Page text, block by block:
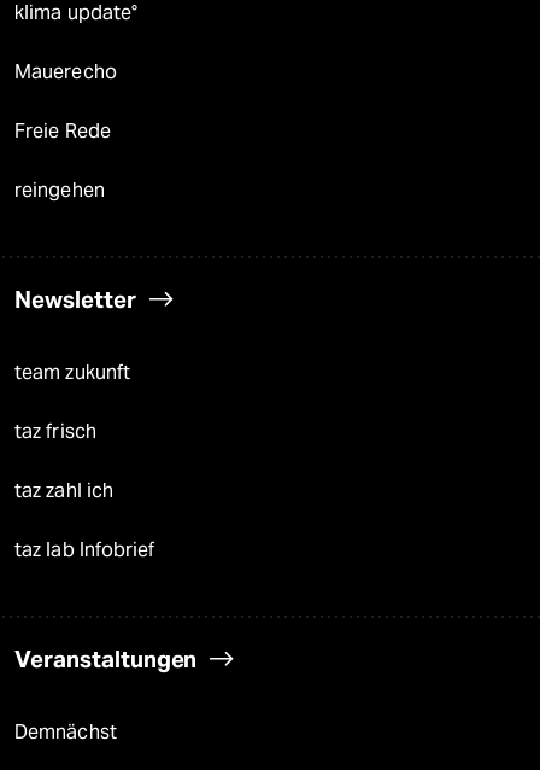
klima update°
Mauerecho
Freie Rede
reingehen
Newsletter
team zukunft
taz frisch
taz zahl ich
taz lab Infobrief
Veranstaltungen
Demnächst